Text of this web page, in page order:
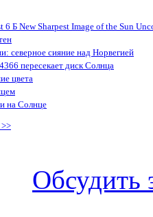
6 Б New Sharpest Image of the Sun
северное сияние над Норвегией
пересекает диск Солнца
цвета
на Солнце
Обсудить